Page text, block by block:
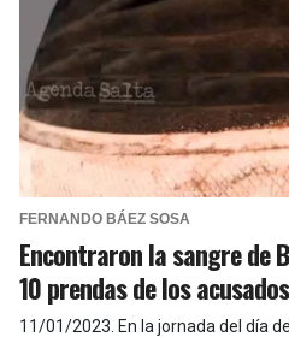
FERNANDO BÁEZ SOSA
Encontraron la sangre de
10 prendas de los acusados
11/01/2023 En la jornada del día